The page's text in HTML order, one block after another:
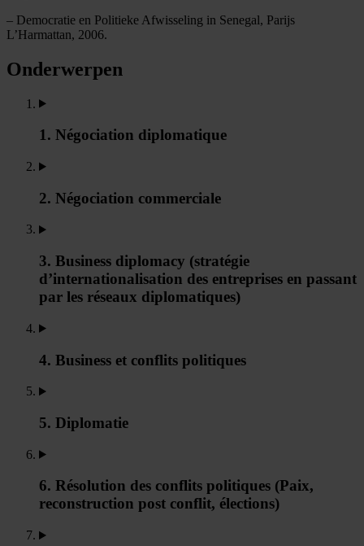
– Democratie en Politieke Afwisseling in Senegal, Parijs
L’Harmattan, 2006.
Onderwerpen
1. Négociation diplomatique
2. Négociation commerciale
3. Business diplomacy (stratégie
d’internationalisation des entreprises en passant
par les réseaux diplomatiques)
4. Business et conflits politiques
5. Diplomatie
6. Résolution des conflits politiques (Paix,
reconstruction post conflit, élections)